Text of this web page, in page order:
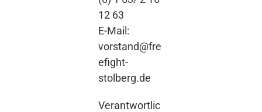
12 63
E-Mail:
vorstand@fre
efight-
stolberg.de
Verantwortlic